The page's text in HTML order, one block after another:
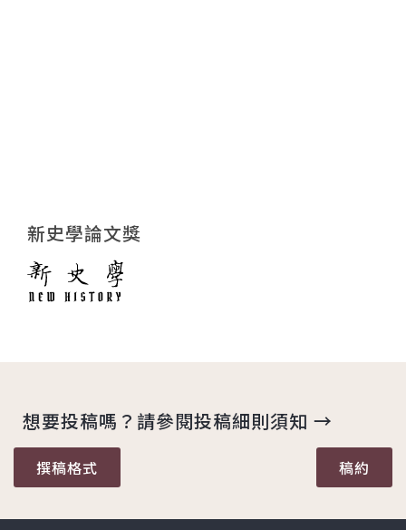
新史學論文獎
想要投稿嗎？請參閱投稿細則須知 →
撰稿格式 稿約